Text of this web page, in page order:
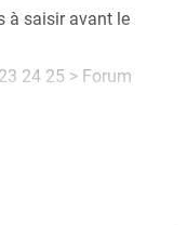
à saisir avant le
24 25 > Forum
>